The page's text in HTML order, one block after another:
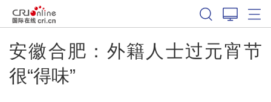
安徽合肥：外籍人士过元宵节
很“得味”